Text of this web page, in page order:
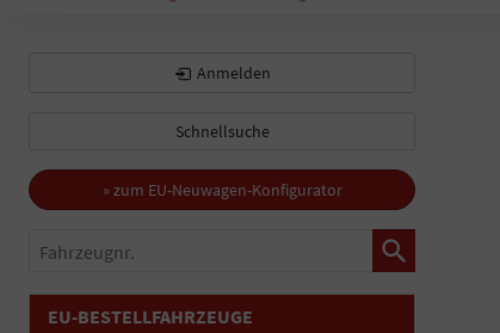
Anmelden
Schnellsuche
» zum EU-Neuwagen-Konfigurator
Fahrzeugnr.
EU-BESTELLFAHRZEUGE